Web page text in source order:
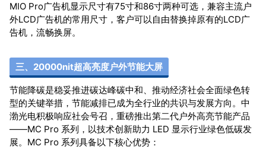
MIO Pro广告机显示尺寸有75寸和86寸两种可选，兼容主流户
外LCD广告机的常用尺寸，客户可以自由替换掉原有的LCD广
告机，流畅换屏。
三、20000nit超高亮度户外节能大屏
节能降碳是稳妥推进碳达峰碳中和、推动经济社会全面绿色转
型的关键举措，节能减排已成为全行业的共识与发展方向。中
渤光电积极响应社会号召，重磅推出第二代户外高亮节能产品
——MC Pro 系列，以技术创新助力 LED 显示行业绿色低碳发
展。MC Pro 系列具备以下核心优势：